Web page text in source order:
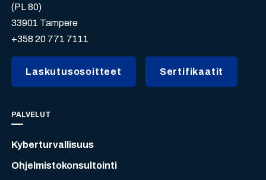
(PL 80)
33901 Tampere
+358 20 771 7111
Laskutusosoitteet Sertifikaatit
PALVELUT
Kyberturvallisuus
Ohjelmistokonsultointi